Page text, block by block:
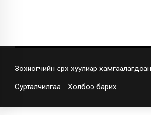
Зохиогчийн эрх хуулиар хамгаалагдсан
Сурталчилгаа Холбоо барих